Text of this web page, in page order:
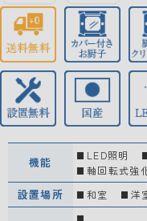
機能 LED照明
軸回転式強
設置場所 和室 洋